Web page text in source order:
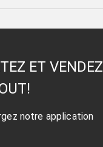
ET VENDEZ
notre application